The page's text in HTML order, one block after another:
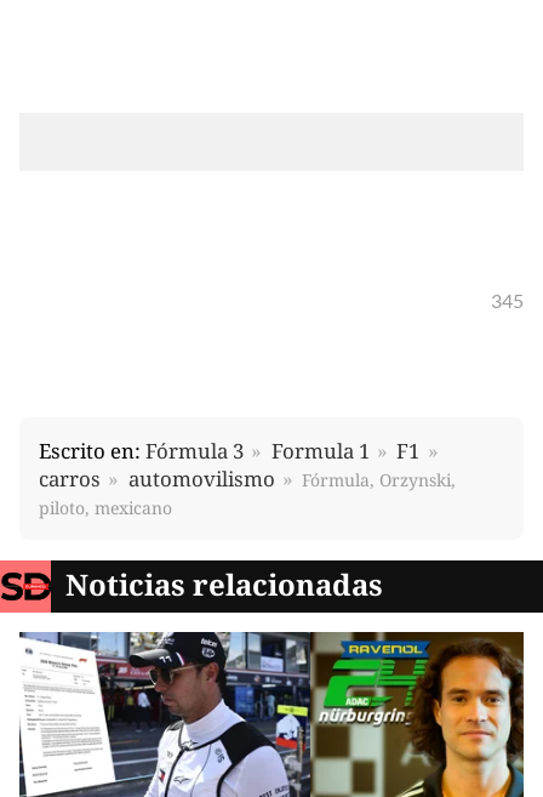
345
Escrito en: Fórmula 3 Formula 1
F1
carros
automovilismo
Fórmula, Orzynski,
piloto, mexicano
Noticias relacionadas